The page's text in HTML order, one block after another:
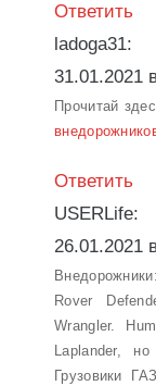
Ответить
ladoga31:
31.01.2021
Прочитай
Ответить
USERLife:
26.01.2021
Rover
Wrangler.
Laplander,
Грузовики